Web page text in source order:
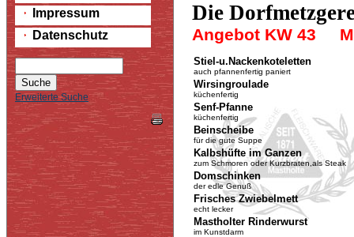
Impressum
Datenschutz
Erweiterte Suche
Die
Angebot KW 43
Stiel-u.Nackenkoteletten
auch pfannenfertig paniert
Wirsingroulade
küchenfertig
Senf-Pfanne
küchenfertig
Beinscheibe
für die gute Suppe
Kalbshüfte im Ganzen
zum Schmoren oder Kurzbraten,als
Domschinken
der edle Genuß
Frisches Zwiebelmett
echt lecker
Mastholter Rinderwurst
im Kunstdarm